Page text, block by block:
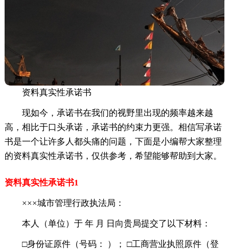
资料真实性承诺书
现如今，承诺书在我们的视野里出现的频率越来越
高，相比于口头承诺，承诺书的约束力更强。相信写承诺
书是一个让许多人都头痛的问题，下面是小编帮大家整理
的资料真实性承诺书，仅供参考，希望能够帮助到大家。
资料真实性承诺书1
×××城市管理行政执法局：
本人（单位）于 年 月 日向贵局提交了以下材料：
□身份证原件（号码： ）； □工商营业执照原件（登